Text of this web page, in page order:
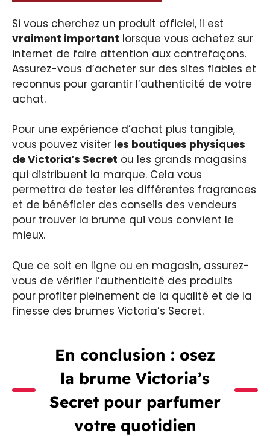
Si vous cherchez un produit officiel, il est
vraiment important lorsque vous achetez sur
internet de faire attention aux contrefaçons.
Assurez-vous d’acheter sur des sites fiables et
reconnus pour garantir l’authenticité de votre
achat.
Pour une expérience d’achat plus tangible,
vous pouvez visiter les boutiques physiques
de Victoria’s Secret ou les grands magasins
qui distribuent la marque. Cela vous
permettra de tester les différentes fragrances
et de bénéficier des conseils des vendeurs
pour trouver la brume qui vous convient le
mieux.
Que ce soit en ligne ou en magasin, assurez-
vous de vérifier l’authenticité des produits
pour profiter pleinement de la qualité et de la
finesse des brumes Victoria’s Secret.
En conclusion : osez
la brume Victoria’s
Secret pour parfumer
votre quotidien